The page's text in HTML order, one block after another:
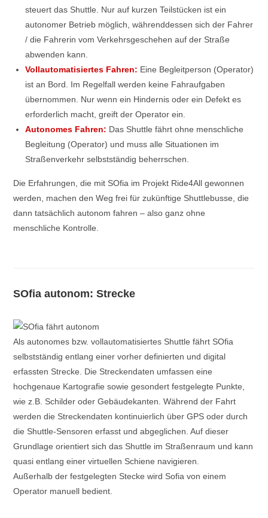
steuert das Shuttle. Nur auf kurzen Teilstücken ist ein
autonomer Betrieb möglich, währenddessen sich der Fahrer
/ die Fahrerin vom Verkehrsgeschehen auf der Straße
abwenden kann.
Vollautomatisiertes Fahren: Eine Begleitperson (Operator)
ist an Bord. Im Regelfall werden keine Fahraufgaben
übernommen. Nur wenn ein Hindernis oder ein Defekt es
erforderlich macht, greift der Operator ein.
Autonomes Fahren: Das Shuttle fährt ohne menschliche
Begleitung (Operator) und muss alle Situationen im
Straßenverkehr selbstständig beherrschen.
Die Erfahrungen, die mit SOfia im Projekt Ride4All gewonnen
werden, machen den Weg frei für zukünftige Shuttlebusse, die
dann tatsächlich autonom fahren – also ganz ohne
menschliche Kontrolle.
SOfia autonom: Strecke
Als autonomes bzw. vollautomatisiertes Shuttle fährt SOfia
selbstständig entlang einer vorher definierten und digital
erfassten Strecke. Die Streckendaten umfassen eine
hochgenaue Kartografie sowie gesondert festgelegte Punkte,
wie z.B. Schilder oder Gebäudekanten. Während der Fahrt
werden die Streckendaten kontinuierlich über GPS oder durch
die Shuttle-Sensoren erfasst und abgeglichen. Auf dieser
Grundlage orientiert sich das Shuttle im Straßenraum und kann
quasi entlang einer virtuellen Schiene navigieren.
Außerhalb der festgelegten Stecke wird Sofia von einem
Operator manuell bedient.